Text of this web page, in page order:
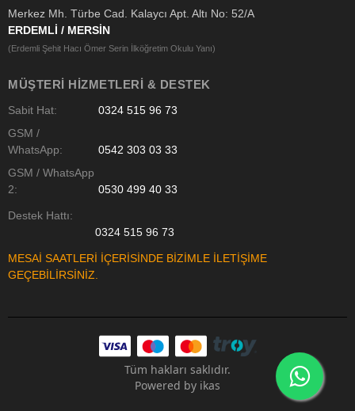
Merkez Mh. Türbe Cad. Kalaycı Apt. Altı No: 52/A
ERDEMLİ / MERSİN
(Erdemli Şehit Hacı Ömer Serin İlköğretim Okulu Yanı)
MÜŞTERI HIZMETLERI & DESTEK
Sabit Hat:
0324 515 96 73
GSM /
WhatsApp:
0542 303 03 33
GSM / WhatsApp
2:
0530 499 40 33
Destek Hattı:
0324 515 96 73
MESAİ SAATLERİ İÇERİSİNDE BİZİMLE İLETİŞİME
GEÇEBİLİRSİNİZ.
Tüm hakları saklıdır.
Powered by ikas